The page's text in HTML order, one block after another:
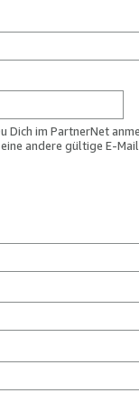
Dich im PartnerNet
andere gültige E-